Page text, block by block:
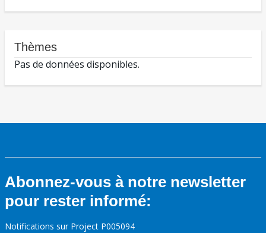
Thèmes
Pas de données disponibles.
Abonnez-vous à notre newsletter
pour rester informé:
Notifications sur Project P005094